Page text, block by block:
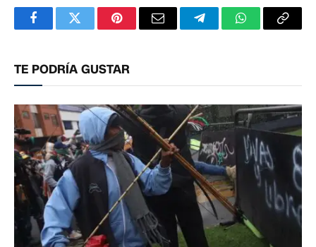
FacebookTwitterPinterestCorreoTelegramWhatsApp
TE PODRÍA GUSTAR